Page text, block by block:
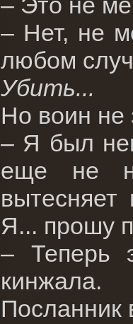
– Нет, не
любом
Убить...
Но воин не
– Я был
еще не
Я... прошу
– Теперь
кинжала.
Посланник